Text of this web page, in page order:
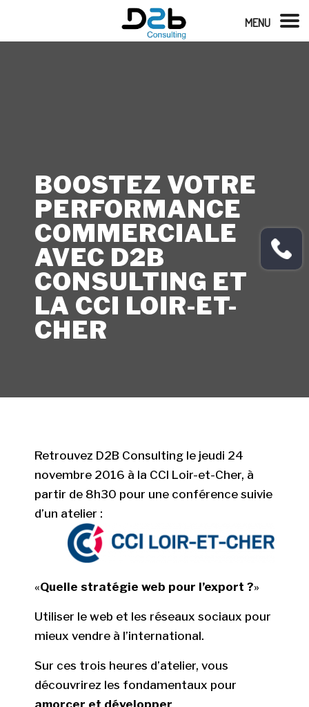
BOOSTEZ VOTRE
PERFORMANCE
COMMERCIALE
AVEC D2B
CONSULTING ET
LA CCI LOIR-ET-
CHER
Retrouvez D2B Consulting le jeudi 24
novembre 2016 à la CCI Loir-et-Cher, à
partir de 8h30 pour une conférence suivie
d’un atelier :
«Quelle stratégie web pour l’export ?»
Utiliser le web et les réseaux sociaux pour
mieux vendre à l’international.
Sur ces trois heures d’atelier, vous
découvrirez les fondamentaux pour
amorcer et développer
MENU